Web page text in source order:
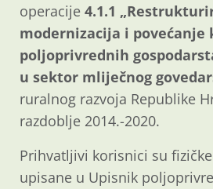
operacije 4.1.1
modernizacija i
poljoprivrednih
u sektor mliječnog
ruralnog razvoja Republike
razdoblje 2014.-2020.
Prihvatljivi korisnici su
upisane u Upisnik